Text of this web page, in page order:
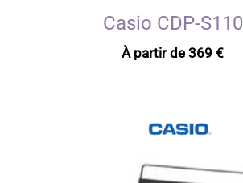
Casio CDP-S110
À partir de 369€